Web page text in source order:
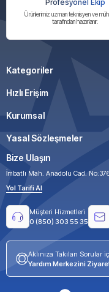
Profesyonel Ekip
Ürünlerimiz uzman teknisyen ve
tarafından hazırlanır.
Kategoriler
Hızlı Erişim
Kurumsal
Yasal Sözleşmeler
Bize Ulaşın
İmbatlı Mah. Anadolu Cad.
Yol Tarifi Al
Müşteri Hizmetleri
0 (850) 303 55 35
Aklınıza Takılan Sorular
Yardım Merkezini